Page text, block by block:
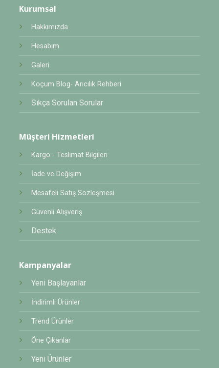
Kurumsal
Hakkımızda
Hesabım
Galeri
Koçum Blog- Arıcılık Rehberi
Sıkça Sorulan Sorular
Müşteri Hizmetleri
Kargo - Teslimat Bilgileri
İade ve Değişim
Mesafeli Satış Sözleşmesi
Güvenli Alışveriş
Destek
Kampanyalar
Yeni Başlayanlar
İndirimli Ürünler
Trend Ürünler
Öne Çıkanlar
Yeni Ürünler